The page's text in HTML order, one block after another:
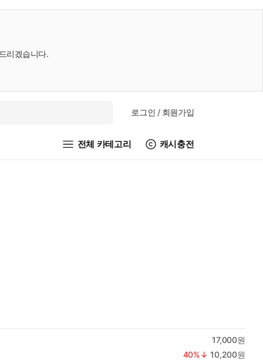
리겠습니다.
로그인 / 회원가입
전체 카테고리 캐시충전
17,000원
40%↓ 10,200원